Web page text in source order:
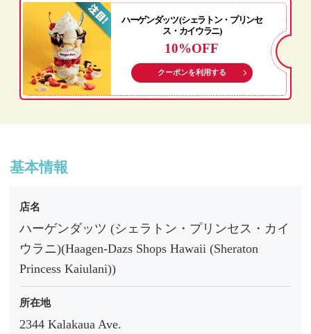
ハーゲンダッツ (シェラトン・プリンセ
ス・カイウラニ)
10%OFF
クーポンを利用する
基本情報
店名
ハーゲンダッツ (シェラトン・プリンセス・カイ
ウラニ)(Haagen-Dazs Shops Hawaii (Sheraton
Princess Kaiulani))
所在地
2344 Kalakaua Ave.